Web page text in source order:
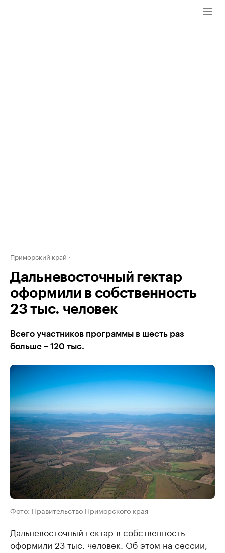
Приморский край
Дальневосточный гектар
оформили в собственность
23 тыс. человек
Всего участников программы в шесть раз
больше – 120 тыс.
Фото: Правительство Приморского края
Дальневосточный гектар в собственность
оформили 23 тыс. человек. Об этом на сессии,